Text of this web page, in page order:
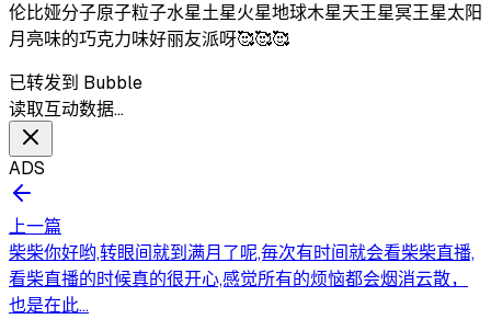
伦比娅分子原子粒子水星土星火星地球木星天王星冥王星太阳
月亮味的巧克力味好丽友派呀🥰🥰🥰
已转发到 Bubble
读取互动数据…
ADS
上一篇
柴柴你好哟,转眼间就到满月了呢,毎次有时间就会看柴柴直播,
看柴直播的时候真的很开心,感觉所有的烦恼都会烟消云散，
也是在此...